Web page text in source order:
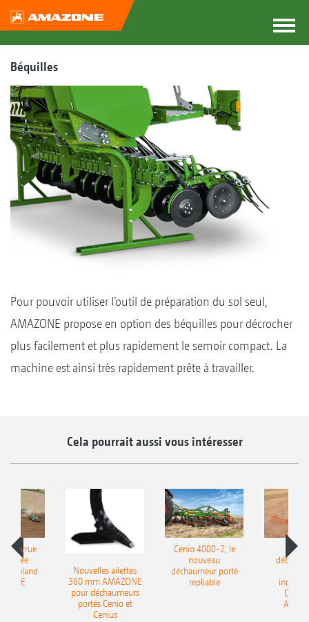
Béquilles
Pour pouvoir utiliser l’outil de préparation du sol seul,
AMAZONE propose en option des béquilles pour décrocher
plus facilement et plus rapidement le semoir compact. La
machine est ainsi très rapidement prête à travailler.
Cela pourrait aussi vous intéresser
charrue
portée
Onland
Nouvelles ailettes
360 mm AMAZONE
pour déchaumeurs
portés Cenio et
Cenius
Cenio 4000-2, le
nouveau
déchaumeur porté
repliable